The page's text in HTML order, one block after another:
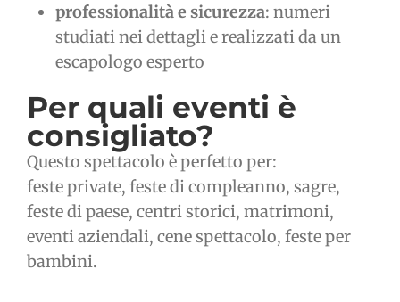
professionalità e sicurezza: numeri
studiati nei dettagli e realizzati da un
escapologo esperto
Per quali eventi è
consigliato?
Questo spettacolo è perfetto per:
feste private, feste di compleanno, sagre,
feste di paese, centri storici, matrimoni,
eventi aziendali, cene spettacolo, feste per
bambini.